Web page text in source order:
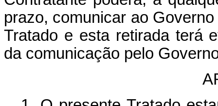
prazo, comunicar ao
Tratado e esta retirada terá
da comunicação pelo